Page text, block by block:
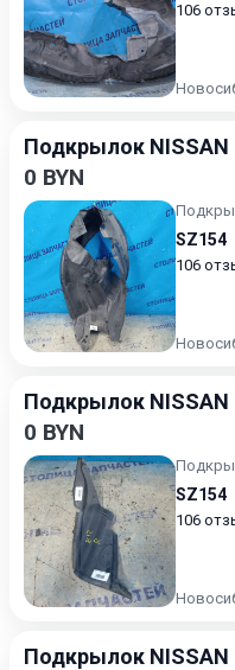
106
Подкрылок NISSAN
0 BYN
SZ154
106
Подкрылок NISSAN
0 BYN
SZ154
106
Подкрылок NISSAN